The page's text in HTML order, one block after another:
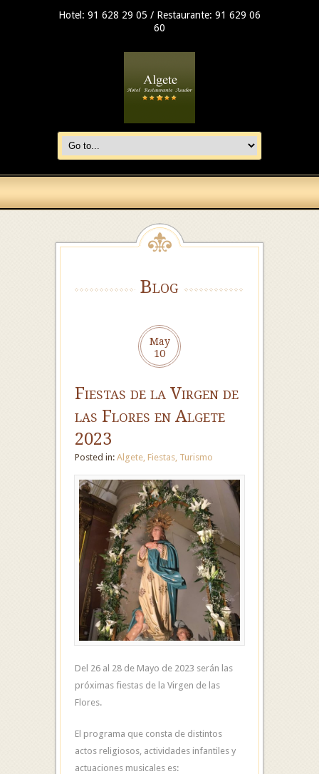
Hotel: 91 628 29 05 / Restaurante: 91 629 06
60
Blog
May
10
Fiestas de la Virgen de
las Flores en Algete
2023
Posted in: Algete, Fiestas, Turismo
Del 26 al 28 de Mayo de 2023 serán las
próximas fiestas de la Virgen de las
Flores.
El programa que consta de distintos
actos religiosos, actividades infantiles y
actuaciones musicales es: